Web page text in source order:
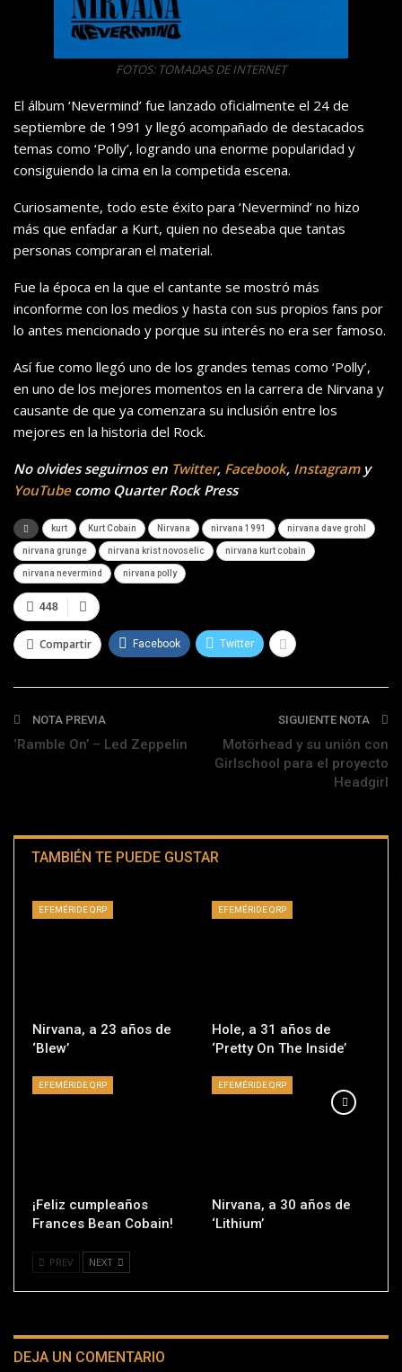
FOTOS: TOMADAS DE INTERNET
El álbum ‘Nevermind’ fue lanzado oficialmente el 24 de
septiembre de 1991 y llegó acompañado de destacados
temas como ‘Polly’, logrando una enorme popularidad y
consiguiendo la cima en la competida escena.
Curiosamente, todo este éxito para ‘Nevermind’ no hizo
más que enfadar a Kurt, quien no deseaba que tantas
personas compraran el material.
Fue la época en la que el cantante se mostró más
inconforme con los medios y hasta con sus propios fans por
lo antes mencionado y porque su interés no era ser famoso.
Así fue como llegó uno de los grandes temas como ‘Polly’,
en uno de los mejores momentos en la carrera de Nirvana y
causante de que ya comenzara su inclusión entre los
mejores en la historia del Rock.
No olvides seguirnos en Twitter, Facebook, Instagramy
YouTubecomo Quarter Rock Press
kurt Kurt Cobain Nirvana nirvana 1991 nirvana dave grohl
nirvana grunge nirvana krist novoselic nirvana kurt cobain
nirvana nevermind nirvana polly
448
Compartir Facebook Twitter
NOTA PREVIA
‘Ramble On’ – Led Zeppelin
SIGUIENTE NOTA
Motörhead y su unión con
Girlschool para el proyecto
Headgirl
TAMBIÉN TE PUEDE GUSTAR
EFEMÉRIDE QRP
Nirvana, a 23 años de
‘Blew’
EFEMÉRIDE QRP
Hole, a 31 años de
‘Pretty On The Inside’
EFEMÉRIDE QRP
¡Feliz cumpleaños
Frances Bean Cobain!
EFEMÉRIDE QRP
Nirvana, a 30 años de
‘Lithium’
PREV NEXT
DEJA UN COMENTARIO